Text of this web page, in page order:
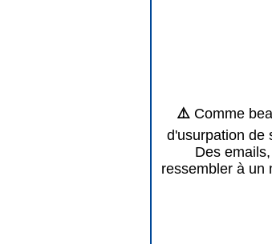
⚠️ Comme
d'usurpation de
Des
ressembler à un